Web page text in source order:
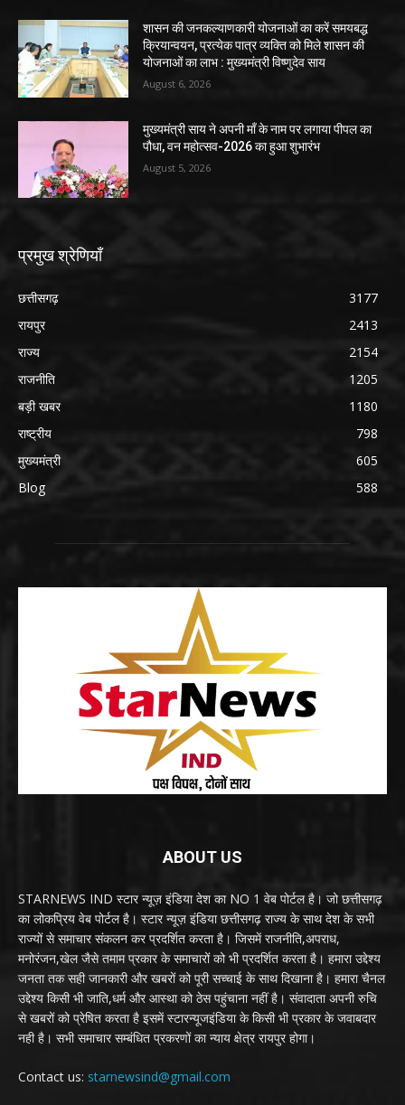
शासन की जनकल्याणकारी योजनाओं का करें समयबद्ध
क्रियान्वयन, प्रत्येक पात्र व्यक्ति को मिले शासन की
योजनाओं का लाभ : मुख्यमंत्री विष्णुदेव साय
August 6, 2026
मुख्यमंत्री साय ने अपनी माँ के नाम पर लगाया पीपल का
पौधा, वन महोत्सव-2026 का हुआ शुभारंभ
August 5, 2026
प्रमुख श्रेणियाँ
छत्तीसगढ़
3177
रायपुर
2413
राज्य
2154
राजनीति
1205
बड़ी खबर
1180
राष्ट्रीय
798
मुख्यमंत्री
605
Blog
588
ABOUT US
STARNEWS IND स्टार न्यूज़ इंडिया देश का NO 1 वेब पोर्टल है। जो छत्तीसगढ़
का लोकप्रिय वेब पोर्टल है। स्टार न्यूज़ इंडिया छत्तीसगढ़ राज्य के साथ देश के सभी
राज्यों से समाचार संकलन कर प्रदर्शित करता है। जिसमें राजनीति,अपराध,
मनोरंजन,खेल जैसे तमाम प्रकार के समाचारों को भी प्रदर्शित करता है। हमारा उद्देश्य
जनता तक सही जानकारी और खबरों को पूरी सच्चाई के साथ दिखाना है। हमारा चैनल
उद्देश्य किसी भी जाति,धर्म और आस्था को ठेस पहुंचाना नहीं है। संवादाता अपनी रुचि
से खबरों को प्रेषित करता है इसमें स्टारन्यूजइंडिया के किसी भी प्रकार के जवाबदार
नही है। सभी समाचार सम्बंधित प्रकरणों का न्याय क्षेत्र रायपुर होगा।
Contact us: starnewsind@gmail.com